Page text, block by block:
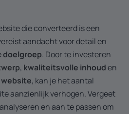
die converteerd is een
aandacht voor detail en
doelgroep. Door te investeren
, kwaliteitsvolle inhouden
, kan je het aantal
aanzienlijk verhogen. Vergeet
en aan te passen om